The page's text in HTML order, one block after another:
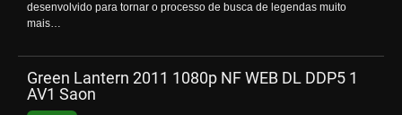
desenvolvido para tornar o processo de busca de legendas muito
mais…
Green Lantern 2011 1080p NF WEB DL DDP5 1
AV1 Saon